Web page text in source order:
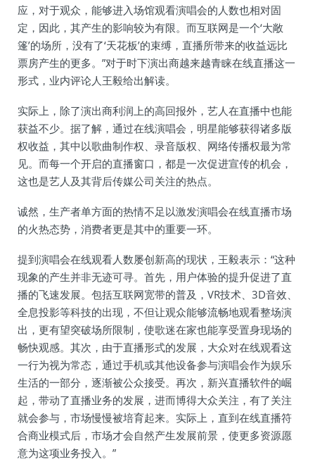
应，对于观众，能够进入场馆观看演唱会的人数也相对固
定，因此，其产生的影响较为有限。而互联网是一个‘大敞
篷’的场所，没有了‘天花板’的束缚，直播所带来的收益远比
票房产生的更多。”对于时下演出商越来越青睐在线直播这一
形式，业内评论人王毅给出解读。
实际上，除了演出商利润上的高回报外，艺人在直播中也能
获益不少。据了解，通过在线演唱会，明星能够获得诸多版
权收益，其中以歌曲制作权、录音版权、网络传播权最为常
见。而每一个开启的直播窗口，都是一次促进宣传的机会，
这也是艺人及其背后传媒公司关注的热点。
诚然，生产者单方面的热情不足以激发演唱会在线直播市场
的火热态势，消费者更是其中的重要一环。
提到演唱会在线观看人数屡创新高的现状，王毅表示：“这种
现象的产生并非无迹可寻。首先，用户体验的提升促进了直
播的飞速发展。包括互联网宽带的普及，VR技术、3D音效、
全息投影等科技的出现，不但让观众能够流畅地观看整场演
出，更有望突破场所限制，使歌迷在家也能享受置身现场的
畅快观感。其次，由于直播形式的发展，大众对在线观看这
一行为视为常态，通过手机或其他设备参与演唱会作为娱乐
生活的一部分，逐渐被公众接受。再次，新兴直播软件的崛
起，带动了直播业务的发展，进而博得大众关注，有了关注
就会参与，市场慢慢被培育起来。实际上，直到在线直播符
合商业模式后，市场才会自然产生发展前景，使更多资源愿
意为这项业务投入。”